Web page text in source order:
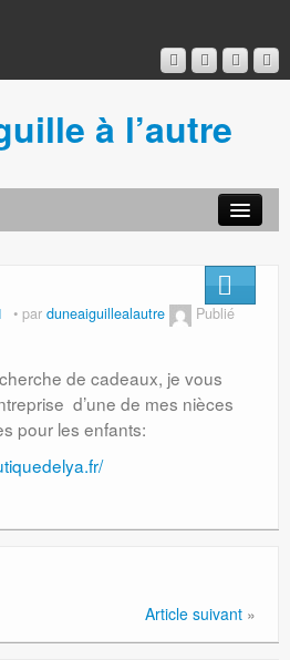
à l’autre
par duneaiguillealautre
Publié
de cadeaux, je vous
d’une de mes nièces
pour les enfants:
Article suivant »